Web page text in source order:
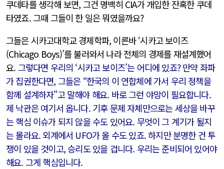
쿠데타를 생각해 보면, 그건 명백히 CIA가 개입한 잔혹한 쿠데
타였죠. 그때 그들이 한 일은 뭐였을까요?
그들은 시카고대학교 경제학파, 이른바 ‘시카고 보이즈
(Chicago Boys)’를 불러와서 나라 전체의 경제를 재설계했어
요. 그렇다면 우리의 ‘시카고 보이즈’는 어디에 있죠? 만약 좌파
가 집권한다면, 그들은 “한국의 이 연합체에 가서 우리 정책을
함께 설계하자”고 말해야 해요. 바로 그런 야망이 필요합니다.
제 낙관은 여기서 옵니다. 기후 문제 자체만으로는 세상을 바꾸
는 핵심 이슈가 되지 않을 수도 있어요. 무엇이 그 계기가 될지
는 몰라요. 외계에서 UFO가 올 수도 있죠. 하지만 분명한 건 투
쟁이 있을 것이고, 승리도 있을 겁니다. 우리는 준비되어 있어야
해요. 그게 핵심입니다.